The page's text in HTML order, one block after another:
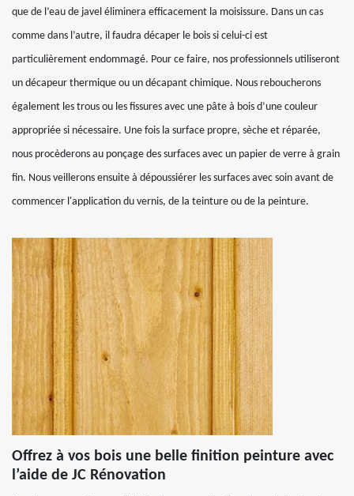
que de l’eau de javel éliminera efficacement la moisissure. Dans un cas
comme dans l’autre, il faudra décaper le bois si celui-ci est
particulièrement endommagé. Pour ce faire, nos professionnels utiliseront
un décapeur thermique ou un décapant chimique. Nous reboucherons
également les trous ou les fissures avec une pâte à bois d’une couleur
appropriée si nécessaire. Une fois la surface propre, sèche et réparée,
nous procèderons au ponçage des surfaces avec un papier de verre à grain
fin. Nous veillerons ensuite à dépoussiérer les surfaces avec soin avant de
commencer l'application du vernis, de la teinture ou de la peinture.
Offrez à vos bois une belle finition peinture avec
l’aide de JC Rénovation